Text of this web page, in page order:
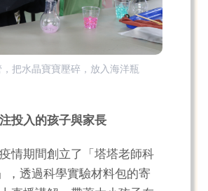
，把水晶寶寶壓碎，放入海洋瓶
投入的孩子與家長
情期間創立了「塔塔老師科
，透過科學實驗材料包的寄